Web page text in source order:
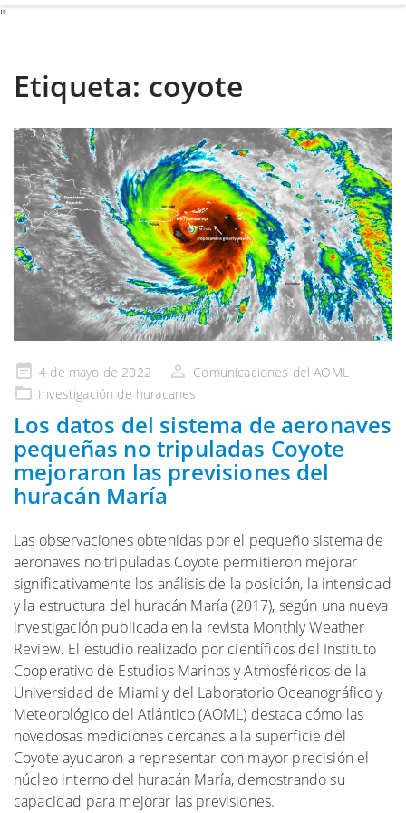
"
Etiqueta: coyote
Publicado
en
4 de mayo de 2022
Comunicaciones del AOML
Investigación de huracanes
Los datos del sistema de aeronaves
pequeñas no tripuladas Coyote
mejoraron las previsiones del
huracán María
Las observaciones obtenidas por el pequeño sistema de
aeronaves no tripuladas Coyote permitieron mejorar
significativamente los análisis de la posición, la intensidad
y la estructura del huracán María (2017), según una nueva
investigación publicada en la revista Monthly Weather
Review. El estudio realizado por científicos del Instituto
Cooperativo de Estudios Marinos y Atmosféricos de la
Universidad de Miami y del Laboratorio Oceanográfico y
Meteorológico del Atlántico (AOML) destaca cómo las
novedosas mediciones cercanas a la superficie del
Coyote ayudaron a representar con mayor precisión el
núcleo interno del huracán María, demostrando su
capacidad para mejorar las previsiones.